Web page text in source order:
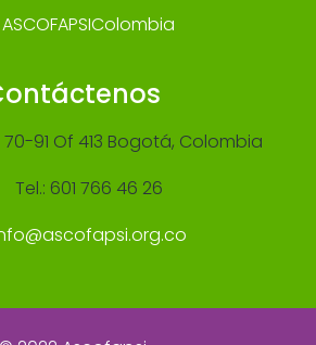
ASCOFAPSIColombia
91 Of 413 Bogotá, Colombia
Tel.: 601 766 46 26